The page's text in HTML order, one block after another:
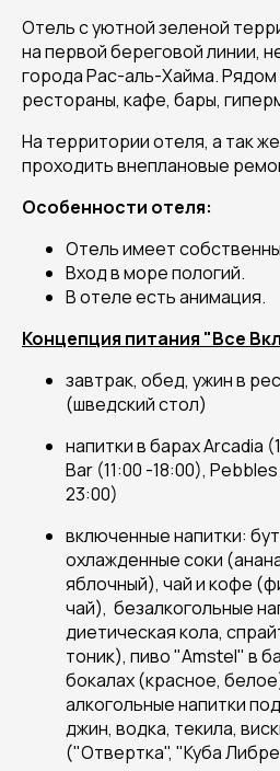
Отель с уютной зеленой
на первой береговой линии,
города Рас-аль-Хайма. Рядом
рестораны, кафе, бары,
На территории отеля, а так
проходить внеплановые
Особенности отеля:
Отель имеет
Вход в море пологий.
В отеле есть анимация.
Концепция питания "Все
завтрак, обед, ужин в
(шведский стол)
напитки в барах Arcadia
Bar (11:00 -18:00),
23:00)
включенные напитки:
охлажденные соки
яблочный), чай и кофе
чай), безалкогольные
диетическая кола,
тоник), пиво "Amstel" в
бокалах (красное,
алкогольные напитки
джин, водка, текила,
("Отвертка", "Куба